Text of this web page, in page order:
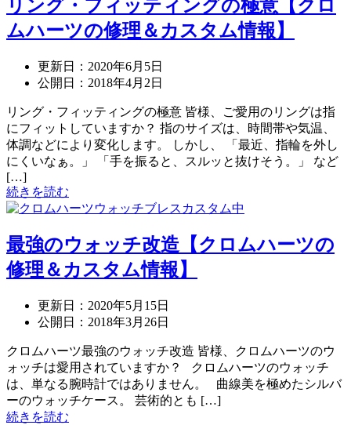
リング・フィッティングの極意【クロ
ムハーツの修理＆カスタム情報】
更新日： 2020年6月5日
公開日： 2018年4月2日
リング・フィッティングの極意 皆様、ご愛用のリングは指
にフィットしていますか？ 指のサイズは、時間帯や気温、
体調などにより変化します。 しかし、 「最近、指輪を外し
にくいなぁ。」 「手を振ると、スルッと抜けそう。」 など
[…]
続きを読む
最強のウォッチ改造【クロムハーツの
修理＆カスタム情報】
更新日： 2020年5月15日
公開日： 2018年3月26日
クロムハーツ最強のウォッチ改造 皆様、クロムハーツのウ
ォッチは愛用されていますか？ クロムハーツのウォッチ
は、単なる腕時計ではありません。 曲線美を極めたシルバ
ーのウォッチケース。 芸術的とも […]
続きを読む